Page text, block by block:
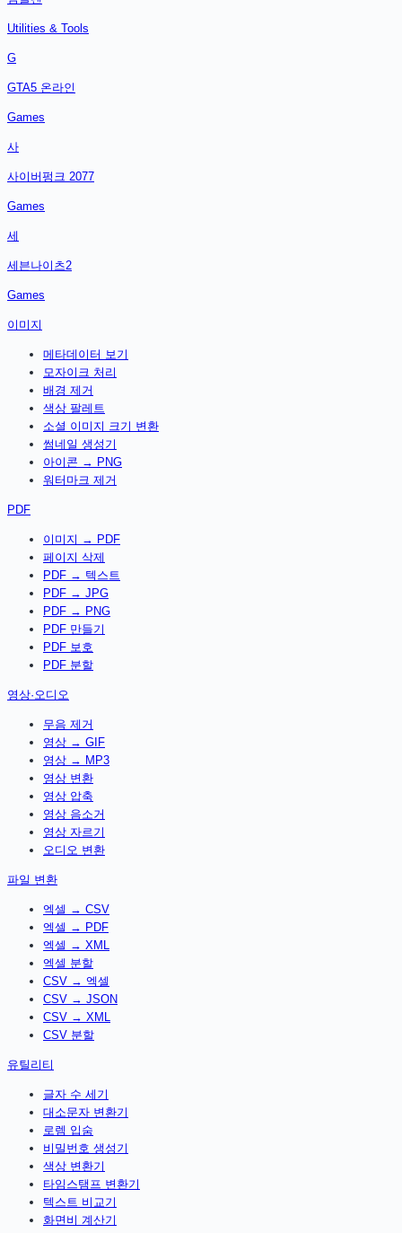
Utilities & Tools
G
GTA5 온라인
Games
사
사이버펑크 2077
Games
세
세븐나이츠2
Games
이미지
메타데이터 보기
모자이크 처리
배경 제거
색상 팔레트
소셜 이미지 크기 변환
썸네일 생성기
아이콘 → PNG
워터마크 제거
PDF
이미지 → PDF
페이지 삭제
PDF → 텍스트
PDF → JPG
PDF → PNG
PDF 만들기
PDF 보호
PDF 분할
영상·오디오
무음 제거
영상 → GIF
영상 → MP3
영상 변환
영상 압축
영상 음소거
영상 자르기
오디오 변환
파일 변환
엑셀 → CSV
엑셀 → PDF
엑셀 → XML
엑셀 분할
CSV → 엑셀
CSV → JSON
CSV → XML
CSV 분할
유틸리티
글자 수 세기
대소문자 변환기
로렘 입숨
비밀번호 생성기
색상 변환기
타임스탬프 변환기
텍스트 비교기
화면비 계산기